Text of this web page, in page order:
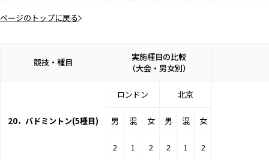
ページのトップに戻る
競技・種目
実施種目の比較
（大会・男女別）
20．バドミントン(5種目)
ロンドン 北京
男 混 女 男 混 女
2 1 2 2 1 2